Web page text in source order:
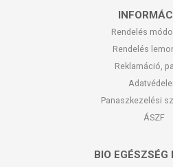
Rendelés
Rendelés
Reklamáció,
Panaszkezelési
ÁSZF
BIO EGÉSZSÉG